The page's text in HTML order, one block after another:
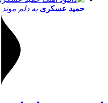
حمید عسکری به دلم